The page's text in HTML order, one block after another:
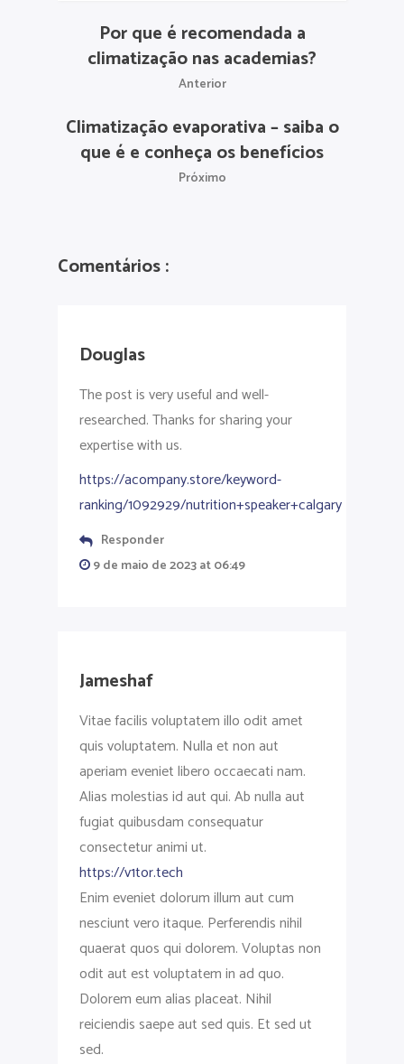
Por que é recomendada a
climatização nas academias?
Anterior
Climatização evaporativa – saiba o
que é e conheça os benefícios
Próximo
Comentários :
Douglas
The post is very useful and well-
researched. Thanks for sharing your
expertise with us.
https://acompany.store/keyword-
ranking/1092929/nutrition+speaker+calgary
Responder
9 de maio de 2023 at 06:49
Jameshaf
Vitae facilis voluptatem illo odit amet
quis voluptatem. Nulla et non aut
aperiam eveniet libero occaecati nam.
Alias molestias id aut qui. Ab nulla aut
fugiat quibusdam consequatur
consectetur animi ut.
https://v1tor.tech
Enim eveniet dolorum illum aut cum
nesciunt vero itaque. Perferendis nihil
quaerat quos qui dolorem. Voluptas non
odit aut est voluptatem in ad quo.
Dolorem eum alias placeat. Nihil
reiciendis saepe aut sed quis. Et sed ut
sed.